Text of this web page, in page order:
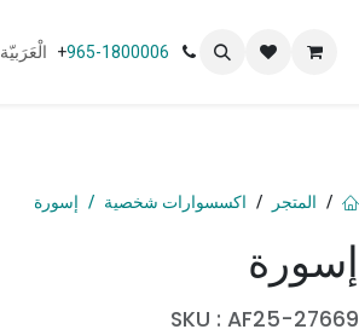
+965-1800006 الْعَرَبيّة
إسورة
SKU : AF25-27669
المتجر اكسسوارات شخصية إسورة